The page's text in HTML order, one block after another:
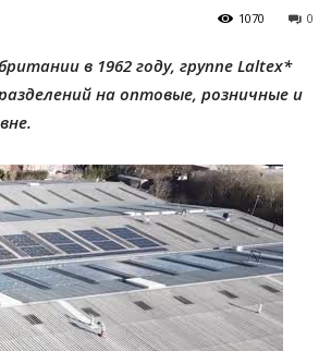
0
1070
в 1962 году, группе Laltex*
на оптовые, розничные и